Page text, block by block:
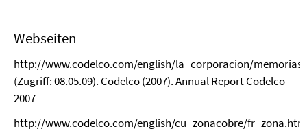
Webseiten
http://www.codelco.com/english/la_corporacion/
(Zugriff: 08.05.09). Codelco (2007). Annual Report Codelco
2007
http://www.codelco.com/english/cu_zonacobre/